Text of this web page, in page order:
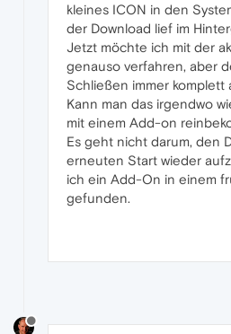
kleines ICON in den
der Download lief im
Jetzt möchte ich mit der
genauso verfahren, aber
Schließen immer komplett
Kann man das irgendwo
mit einem Add-on
Es geht nicht darum, den
erneuten Start wieder
ich ein Add-On in einem
gefunden.